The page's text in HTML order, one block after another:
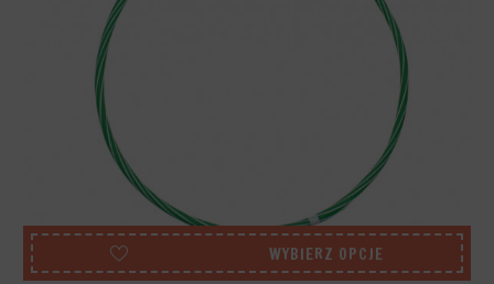
WYBIERZ OPCJE